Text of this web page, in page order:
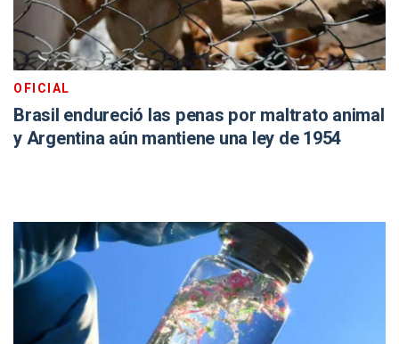
OFICIAL
Brasil endureció las penas por maltrato animal
y Argentina aún mantiene una ley de 1954